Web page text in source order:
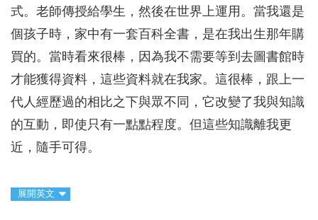
式。老師傳授給學生，然後在世界上運用。當我還是
個孩子時，家中有一套百科全書，是在我出生那年購
買的。當時看來很棒，因為我不需要等到去圖書館時
才能獲得資料，這些資料就在我家。這很棒，跟上一
代人經歷過的相比之下與眾不同，它改變了我與知識
的互動，即使只有一點點程度。但這些知識離我更
近，隨手可得。
展開英文